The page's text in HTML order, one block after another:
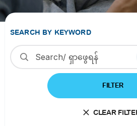
SEARCH BY KEYWORD
FILTER
CLEAR